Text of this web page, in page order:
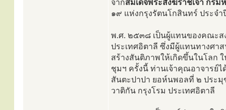
จากสมเด็จพระสังฆราชเจ้า กร
๑๙ แห่งกรุงรัตนโกสินทร์ ประ
พ.ศ. ๒๕๓๘ เป็นผู้แทนของคณะส
ประเทศอิตาลี ซึ่งมีผู้แทนทางศา
สร้างสันติภาพให้เกิดขึ้นในโลก
ชุมฯ ครั้งนี้ ท่านเจ้าคุณอาจารย์
สันตะปาปา ยอห์นพอลที่ ๒ ประ
วาติกัน กรุงโรม ประเทศอิตาลี